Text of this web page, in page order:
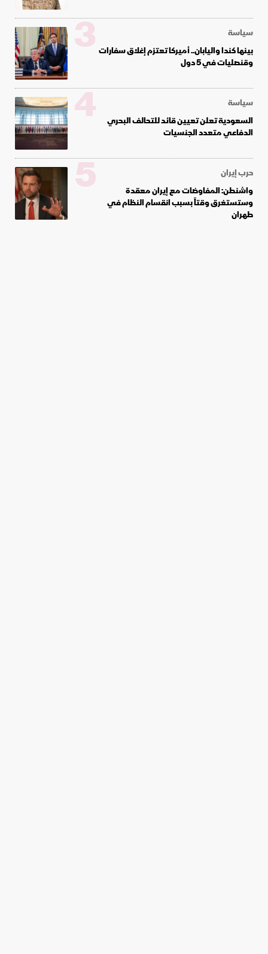
سياسة
بينها كندا واليابان.. أميركا تعتزم إغلاق سفارات
وقنصليات في 5 دول
3
سياسة
السعودية تعلن تعيين قائد للتحالف البحري
الدفاعي متعدد الجنسيات
4
حرب إيران
واشنطن: المفاوضات مع إيران معقدة
وستستغرق وقتاً بسبب انقسام النظام في
طهران
5